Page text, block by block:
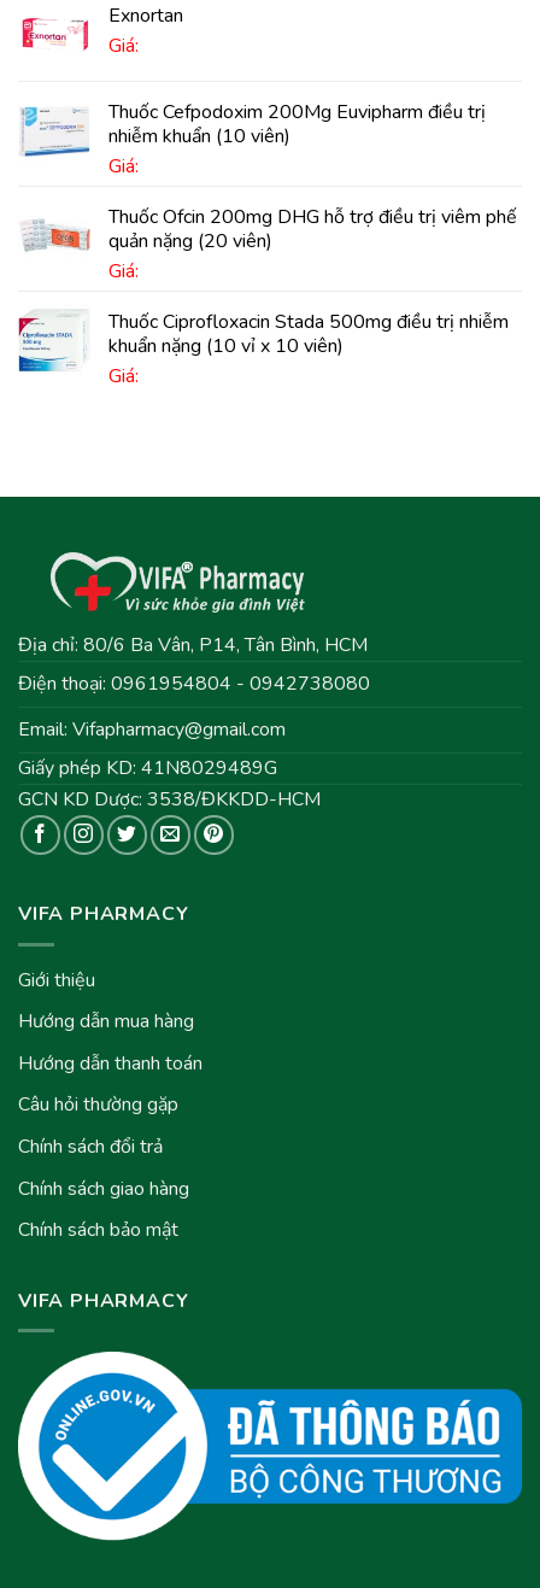
Exnortan
Giá:
Thuốc Cefpodoxim 200Mg Euvipharm điều trị
nhiễm khuẩn (10 viên)
Giá:
Thuốc Ofcin 200mg DHG hỗ trợ điều trị viêm phế
quản nặng (20 viên)
Giá:
Thuốc Ciprofloxacin Stada 500mg điều trị nhiễm
khuẩn nặng (10 vỉ x 10 viên)
Giá:
Địa chỉ: 80/6 Ba Vân, P14, Tân Bình, HCM
Điện thoại: 0961954804 - 0942738080
Email: Vifapharmacy@gmail.com
Giấy phép KD: 41N8029489G
GCN KD Dược: 3538/ĐKKDD-HCM
VIFA PHARMACY
Giới thiệu
Hướng dẫn mua hàng
Hướng dẫn thanh toán
Câu hỏi thường gặp
Chính sách đổi trả
Chính sách giao hàng
Chính sách bảo mật
VIFA PHARMACY